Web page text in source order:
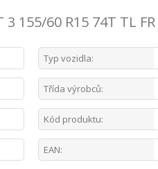
155/60 R15 74T TL FR
Typ vozidla:
Třída výrobců:
Kód produktu:
EAN: